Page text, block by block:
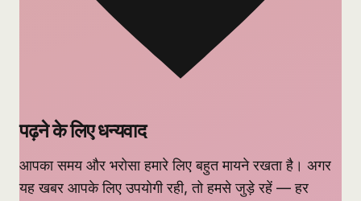
पढ़ने के लिए धन्यवाद
आपका समय और भरोसा हमारे लिए बहुत मायने रखता है। अगर
यह खबर आपके लिए उपयोगी रही, तो हमसे जुड़े रहें — हर